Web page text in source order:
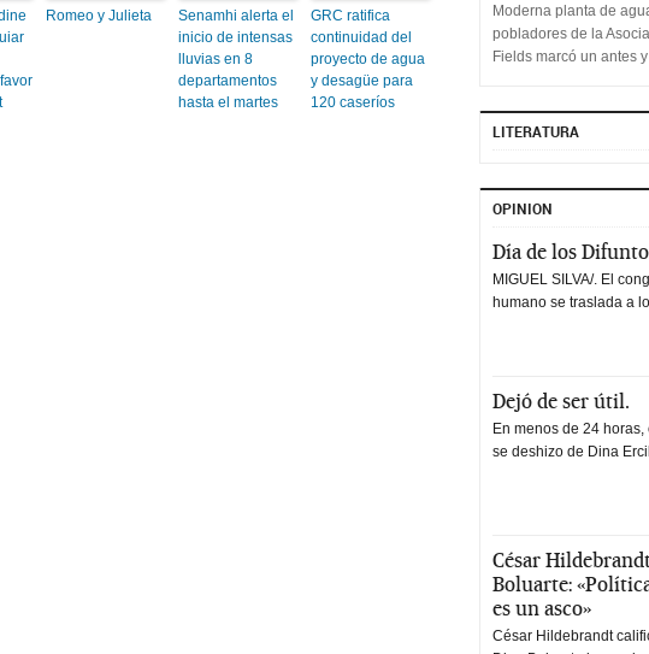
Romeo y Julieta
Senamhi alerta el
inicio de intensas
lluvias en 8
departamentos
hasta el martes
GRC ratifica
continuidad del
proyecto de agua
y desagüe para
120 caseríos
Moderna planta de
pobladores de la
Fields marcó un antes
LITERATURA
OPINION
Día de los
MIGUEL SILVA/. El
humano se traslada a
Dejó de ser útil.
En menos de 24
se deshizo de Dina
César
Boluarte:
es un asco»
César Hildebrandt